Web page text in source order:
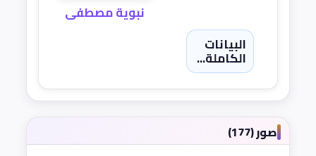
نبوية مصطفى
البيانات
الكاملة...
صور (177)